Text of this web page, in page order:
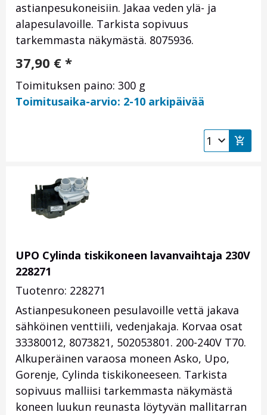
astianpesukoneisiin. Jakaa veden ylä- ja
alapesulavoille. Tarkista sopivuus
tarkemmasta näkymästä. 8075936.
37,90 € *
Toimituksen paino: 300 g
Toimitusaika-arvio: 2-10 arkipäivää
UPO Cylinda tiskikoneen lavanvaihtaja 230V
228271
Tuotenro: 228271
Astianpesukoneen pesulavoille vettä jakava
sähköinen venttiili, vedenjakaja. Korvaa osat
33380012, 8073821, 502053801. 200-240V T70.
Alkuperäinen varaosa moneen Asko, Upo,
Gorenje, Cylinda tiskikoneeseen. Tarkista
sopivuus malliisi tarkemmasta näkymästä
koneen luukun reunasta löytyvän mallitarran